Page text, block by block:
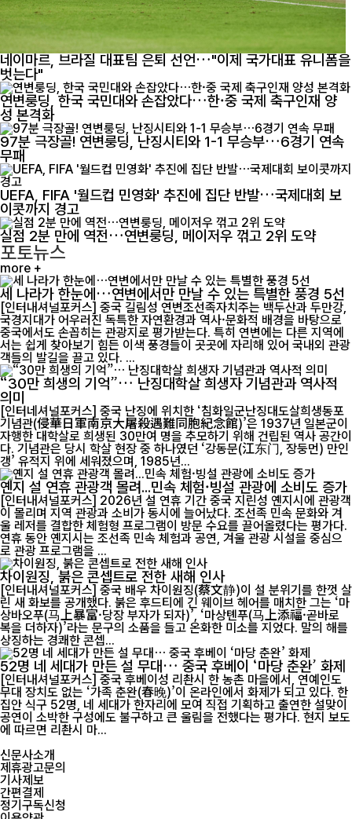
네이마르, 브라질 대표팀 은퇴 선언…"이제 국가대표 유니폼을
벗는다"
연변룽딩, 한국 국민대와 손잡았다…한·중 국제 축구인재 양
성 본격화
97분 극장골! 연변룽딩, 난징시티와 1-1 무승부…6경기 연속
무패
UEFA, FIFA '월드컵 민영화' 추진에 집단 반발…국제대회 보
이콧까지 경고
실점 2분 만에 역전…연변룽딩, 메이저우 꺾고 2위 도약
포토뉴스
more +
세 나라가 한눈에…연변에서만 만날 수 있는 특별한 풍경 5선
[인터내셔널포커스] 중국 길림성 연변조선족자치주는 백두산과 두만강,
국경지대가 어우러진 독특한 자연환경과 역사·문화적 배경을 바탕으로
중국에서도 손꼽히는 관광지로 평가받는다. 특히 연변에는 다른 지역에
서는 쉽게 찾아보기 힘든 이색 풍경들이 곳곳에 자리해 있어 국내외 관광
객들의 발길을 끌고 있다. ...
“30만 희생의 기억”… 난징대학살 희생자 기념관과 역사적
의미
[인터네셔널포커스] 중국 난징에 위치한 ‘침화일군난징대도살희생동포
기념관(侵華日軍南京大屠殺遇難同胞紀念館)’은 1937년 일본군이
자행한 대학살로 희생된 30만여 명을 추모하기 위해 건립된 역사 공간이
다. 기념관은 당시 학살 현장 중 하나였던 ‘강동문(江东门, 장둥먼) 만인
갱’ 유적지 위에 세워졌으며, 1985년...
옌지 설 연휴 관광객 몰려...민속 체험·빙설 관광에 소비도 증가
[인터내셔널포커스] 2026년 설 연휴 기간 중국 지린성 옌지시에 관광객
이 몰리며 지역 관광과 소비가 동시에 늘어났다. 조선족 민속 문화와 겨
울 레저를 결합한 체험형 프로그램이 방문 수요를 끌어올렸다는 평가다.
연휴 동안 옌지시는 조선족 민속 체험과 공연, 겨울 관광 시설을 중심으
로 관광 프로그램을 ...
차이원징, 붉은 콘셉트로 전한 새해 인사
[인터내셔널포커스] 중국 배우 차이원징(蔡文静)이 설 분위기를 한껏 살
린 새 화보를 공개했다. 붉은 후드티에 긴 웨이브 헤어를 매치한 그는 ‘마
상바오푸(马上暴富·당장 부자가 되자)’, ‘마상톈푸(马上添福·곧바로
복을 더하자)’라는 문구의 소품을 들고 온화한 미소를 지었다. 말의 해를
상징하는 경쾌한 콘셉...
52명 네 세대가 만든 설 무대… 중국 후베이 ‘마당 춘완’ 화제
[인터내셔널포커스] 중국 후베이성 리촨시 한 농촌 마을에서, 연예인도
무대 장치도 없는 ‘가족 춘완(春晚)’이 온라인에서 화제가 되고 있다. 한
집안 식구 52명, 네 세대가 한자리에 모여 직접 기획하고 출연한 설맞이
공연이 소박한 구성에도 불구하고 큰 울림을 전했다는 평가다. 현지 보도
에 따르면 리촨시 마...
신문사소개
제휴광고문의
기사제보
간편결제
정기구독신청